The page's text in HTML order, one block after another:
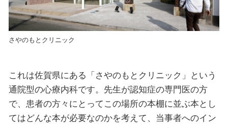
さやのもとクリニック
これは佐賀県にある「さやのもとクリニック」という
通院型の心療内科です。先生が認知症の専門医の方
で、患者の方々にとってこの場所の本棚に並ぶ本とし
てはどんな本が必要なのかを考えて、当事者へのイン